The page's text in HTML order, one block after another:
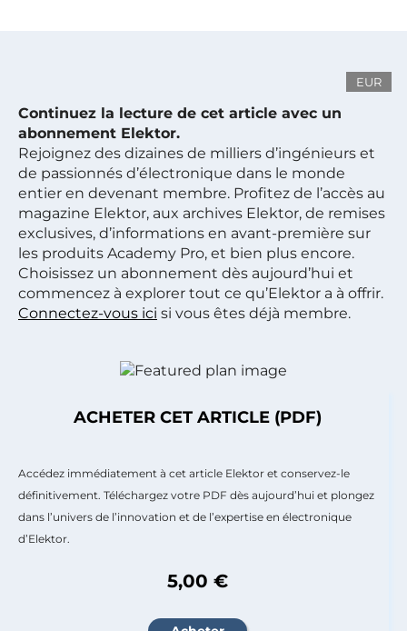
EUR
Continuez la lecture de cet article avec un
abonnement Elektor.
Rejoignez des dizaines de milliers d’ingénieurs et
de passionnés d’électronique dans le monde
entier en devenant membre. Profitez de l’accès au
magazine Elektor, aux archives Elektor, de remises
exclusives, d’informations en avant-première sur
les produits Academy Pro, et bien plus encore.
Choisissez un abonnement dès aujourd’hui et
commencez à explorer tout ce qu’Elektor a à offrir.
Connectez-vous ici si vous êtes déjà membre.
ACHETER CET ARTICLE (PDF)
Accédez immédiatement à cet article Elektor et conservez-le
définitivement. Téléchargez votre PDF dès aujourd’hui et plongez
dans l’univers de l’innovation et de l’expertise en électronique
d’Elektor.
5,00 €